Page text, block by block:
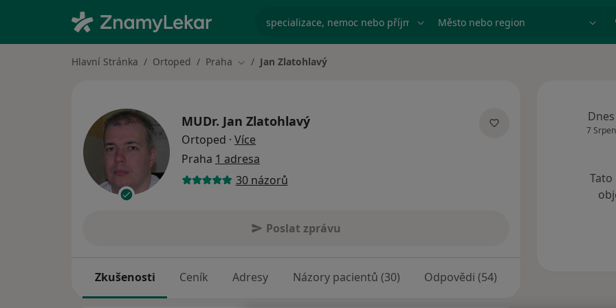
specializace, nemoc nebo příjmení Město nebo region
Hlavní Stránka Ortoped Praha Změna města
Jan Zlatohlavý
MUDr. Jan Zlatohlavý
Ortoped · Více
Praha 1 adresa
30 názorů
Poslat zprávu
Zkušenosti Ceník Adresy Názory pacientů (30) Odpovědi (54)
Dnes
7 Srpen